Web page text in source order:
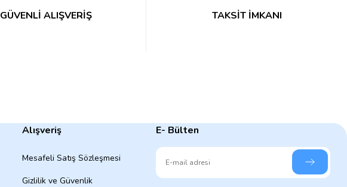
GÜVENLİ ALIŞVERİŞ TAKSİT İMKANI
Alışveriş
Mesafeli Satış Sözleşmesi
Gizlilik ve Güvenlik
E- Bülten